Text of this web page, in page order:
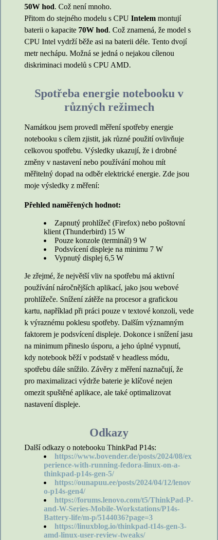
50W hod. Což není mnoho.
Přitom do stejného modelu s CPU Intelem montují
baterii o kapacite 70W hod. Což znamená, že model s
CPU Intel vydrží běže asi na baterii déle. Tento dvojí
metr nechápu. Možná se jedná o nejakou cílenou
diskriminaci modelů s CPU AMD.
Spotřeba energie notebooku v
různých režimech
Namátkou jsem provedl měření spotřeby energie
notebooku s cílem zjistit, jak různé použití ovlivňuje
celkovou spotřebu. Výsledky ukazují, že i drobné
změny v nastavení nebo používání mohou mít
měřitelný dopad na odběr elektrické energie. Zde jsou
moje výsledky z měření:
Přehled naměřených hodnot:
Zapnutý prohlížeč (Firefox) nebo poštovní
klient (Thunderbird) 15 W
Pouze konzole (terminál) 9 W
Podsvícení displeje na minimu 7 W
Vypnutý displej 6,5 W
Je zřejmé, že největší vliv na spotřebu má aktivní
používání náročnějších aplikací, jako jsou webové
prohlížeče. Snížení zátěže na procesor a grafickou
kartu, například při práci pouze v textové konzoli, vede
k výraznému poklesu spotřeby. Dalším významným
faktorem je podsvícení displeje. Dokonce i snížení jasu
na minimum přineslo úsporu, a jeho úplné vypnutí,
kdy notebook běží v podstatě v headless módu,
spotřebu dále snížilo. Závěry z měření naznačují, že
pro maximalizaci výdrže baterie je klíčové nejen
omezit spuštěné aplikace, ale také optimalizovat
nastavení displeje.
Odkazy
Další odkazy o notebooku ThinkPad P14s:
https://www.bovender.de/posts/2024/08/ex
perience-with-running-fedora-linux-on-a-
thinkpad-p14s-gen-5/
https://ounapuu.ee/posts/2024/04/12/lenov
o-p14s-gen4/
https://forums.lenovo.com/t5/ThinkPad-P-
and-W-Series-Mobile-Workstations/P14s-
Battery-life/m-p/5144036?page=3
https://linuxblog.io/thinkpad-t14s-gen-3-
amd-linux-user-review-tweaks/